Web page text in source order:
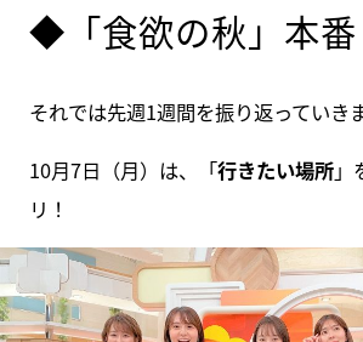
◆「食欲の秋」本番
それでは先週1週間を振り返っていき
10月7日（月）は、「行きたい場所」
リ！